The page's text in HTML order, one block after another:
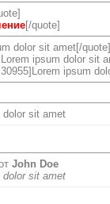
[/quote]
dolor sit amet[/quote]
ipsum dolor sit
ipsum
dolor sit amet
John Doe
dolor sit amet